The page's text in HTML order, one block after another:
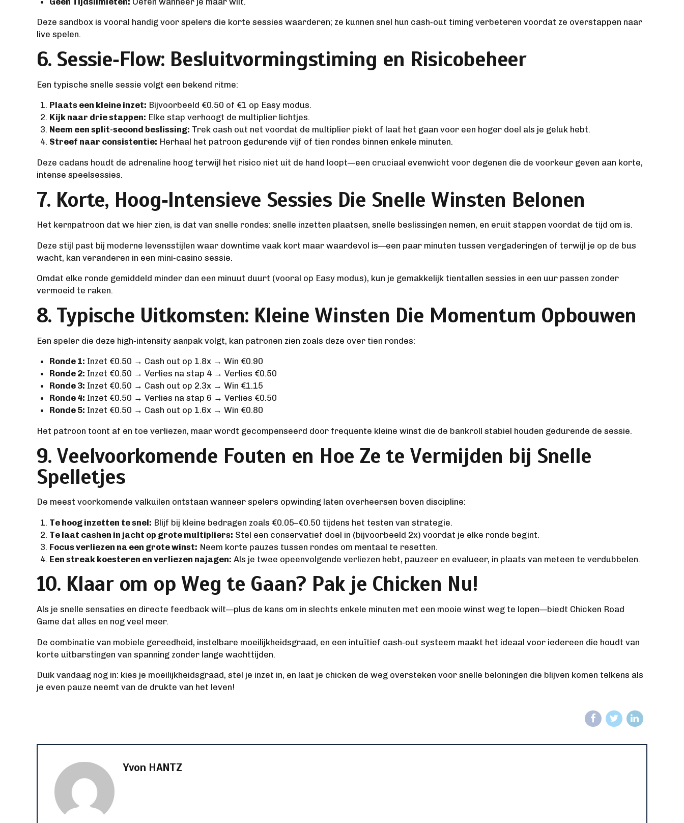
Deze sandbox is vooral handig voor spelers die korte sessies waarderen; ze kunnen snel hun cash‑out timing verbeteren voordat ze overstappen naar
live spelen.
6. Sessie‑Flow: Besluitvormingstiming en Risicobeheer
Een typische snelle sessie volgt een bekend ritme:
Plaats een kleine inzet: Bijvoorbeeld €0.50 of €1 op Easy modus.
Kijk naar drie stappen: Elke stap verhoogt de multiplier lichtjes.
Neem een split-second beslissing: Trek cash out net voordat de multiplier piekt of laat het gaan voor een hoger doel als je geluk hebt.
Streef naar consistentie: Herhaal het patroon gedurende vijf of tien rondes binnen enkele minuten.
Deze cadans houdt de adrenaline hoog terwijl het risico niet uit de hand loopt—een cruciaal evenwicht voor degenen die de voorkeur geven aan korte,
intense speelsessies.
7. Korte, Hoog‑Intensieve Sessies Die Snelle Winsten Belonen
Het kernpatroon dat we hier zien, is dat van snelle rondes: snelle inzetten plaatsen, snelle beslissingen nemen, en eruit stappen voordat de tijd om is.
Deze stijl past bij moderne levensstijlen waar downtime vaak kort maar waardevol is—een paar minuten tussen vergaderingen of terwijl je op de bus
wacht, kan veranderen in een mini‑casino sessie.
Omdat elke ronde gemiddeld minder dan een minuut duurt (vooral op Easy modus), kun je gemakkelijk tientallen sessies in een uur passen zonder
vermoeid te raken.
8. Typische Uitkomsten: Kleine Winsten Die Momentum Opbouwen
Een speler die deze high‑intensity aanpak volgt, kan patronen zien zoals deze over tien rondes:
Ronde 1: Inzet €0.50 → Cash out op 1.8x → Win €0.90
Ronde 2: Inzet €0.50 → Verlies na stap 4 → Verlies €0.50
Ronde 3: Inzet €0.50 → Cash out op 2.3x → Win €1.15
Ronde 4: Inzet €0.50 → Verlies na stap 6 → Verlies €0.50
Ronde 5: Inzet €0.50 → Cash out op 1.6x → Win €0.80
Het patroon toont af en toe verliezen, maar wordt gecompenseerd door frequente kleine winst die de bankroll stabiel houden gedurende de sessie.
9. Veelvoorkomende Fouten en Hoe Ze te Vermijden bij Snelle
Spelletjes
De meest voorkomende valkuilen ontstaan wanneer spelers opwinding laten overheersen boven discipline:
Te hoog inzetten te snel: Blijf bij kleine bedragen zoals €0.05–€0.50 tijdens het testen van strategie.
Te laat cashen in jacht op grote multipliers: Stel een conservatief doel in (bijvoorbeeld 2x) voordat je elke ronde begint.
Focus verliezen na een grote winst: Neem korte pauzes tussen rondes om mentaal te resetten.
Een streak koesteren en verliezen najagen: Als je twee opeenvolgende verliezen hebt, pauzeer en evalueer, in plaats van meteen te verdubbelen.
10. Klaar om op Weg te Gaan? Pak je Chicken Nu!
Als je snelle sensaties en directe feedback wilt—plus de kans om in slechts enkele minuten met een mooie winst weg te lopen—biedt Chicken Road
Game dat alles en nog veel meer.
De combinatie van mobiele gereedheid, instelbare moeilijkheidsgraad, en een intuïtief cash‑out systeem maakt het ideaal voor iedereen die houdt van
korte uitbarstingen van spanning zonder lange wachttijden.
Duik vandaag nog in: kies je moeilijkheidsgraad, stel je inzet in, en laat je chicken de weg oversteken voor snelle beloningen die blijven komen telkens als
je even pauze neemt van de drukte van het leven!
Yvon HANTZ